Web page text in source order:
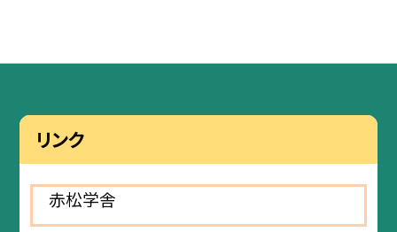
リンク
赤松学舎